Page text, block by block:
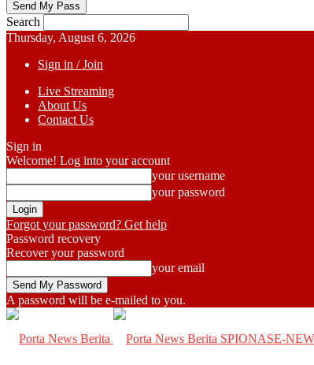
Search
Thursday, August 6, 2026
Sign in / Join
Live Streaming
About Us
Contact Us
Sign in
Welcome! Log into your account
your username
your password
Forgot your password? Get help
Password recovery
Recover your password
your email
A password will be e-mailed to you.
SPIONASE-